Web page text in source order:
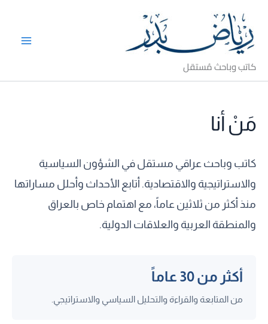
المحتوى
كاتب وباحث مُستقل
مَنْ أنا
كاتب وباحث عراقي مستقل في الشؤون السياسية
والاستراتيجية والاقتصادية. أتابع الأحداث وأحلل مساراتها
منذ أكثر من ثلاثين عاماً، مع اهتمام خاص بالعراق
والمنطقة العربية والعلاقات الدولية.
أكثر من 30 عاماً
من المتابعة والقراءة والتحليل السياسي والاستراتيجي.